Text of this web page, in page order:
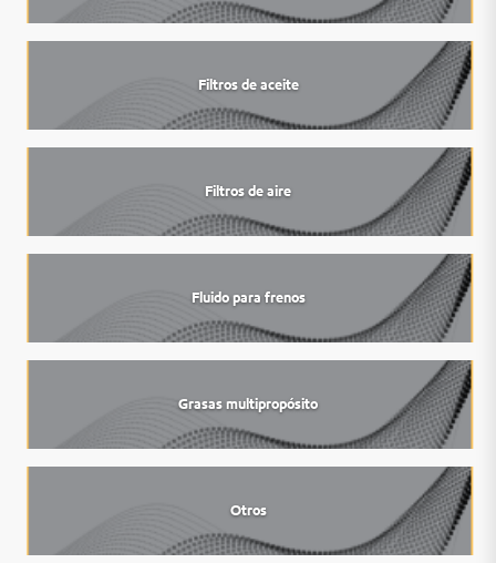
Filtros de aceite
Filtros de aire
Fluido para frenos
Grasas multipropósito
Otros